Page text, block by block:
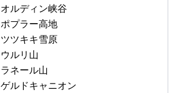
オルディン峡谷
ポプラー高地
ツツキキ雪原
ウルリ山
ラネール山
ゲルドキャニオン